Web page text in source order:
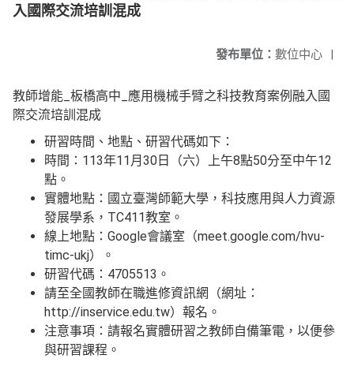
入國際交流培訓混成
發布單位： 數位中心 |
教師增能_板橋高中_應用機械手臂之科技教育案例融入國
際交流培訓混成
研習時間、地點、研習代碼如下：
時間：113年11月30日（六）上午8點50分至中午12
點。
實體地點：國立臺灣師範大學，科技應用與人力資源
發展學系，TC411教室。
線上地點：Google會議室（meet.google.com/hvu-
timc-ukj）。
研習代碼：4705513。
請至全國教師在職進修資訊網（網址：
http://inservice.edu.tw）報名。
注意事項：請報名實體研習之教師自備筆電，以便參
與研習課程。